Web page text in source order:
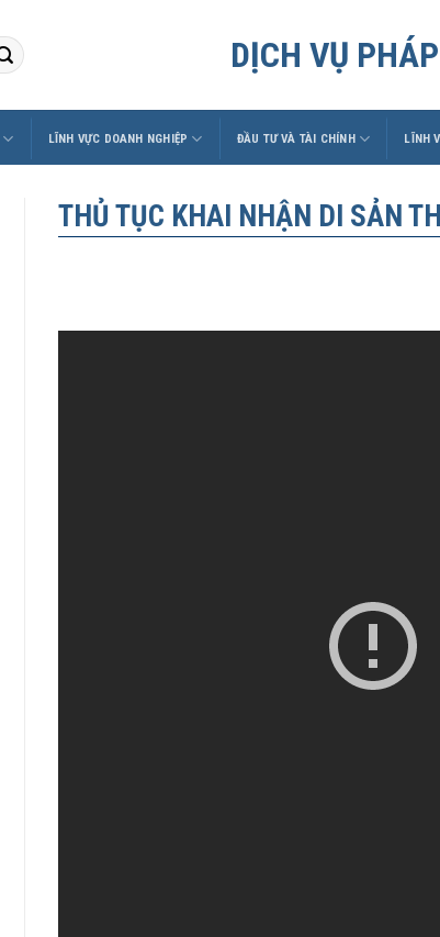
DỊCH VỤ
LĨNH VỰC DOANH NGHIỆP ĐẦU TƯ VÀ TÀI CHÍNH LĨNH
THỦ TỤC KHAI NHẬN DI SẢN